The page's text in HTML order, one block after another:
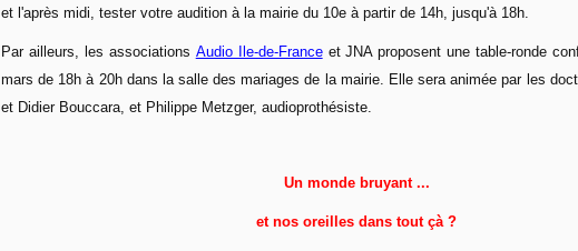
et l'après midi, tester votre audition à la mairie du 10e à partir de 14h, jusqu'à 18h.
Par ailleurs, les associations Audio Ile-de-Franceet JNA proposent une table-ronde
mars de 18h à 20h dans la salle des mariages de la mairie. Elle sera animée par les
et Didier Bouccara, et Philippe Metzger, audioprothésiste.
Un monde bruyant ...
et nos oreilles dans tout çà ?